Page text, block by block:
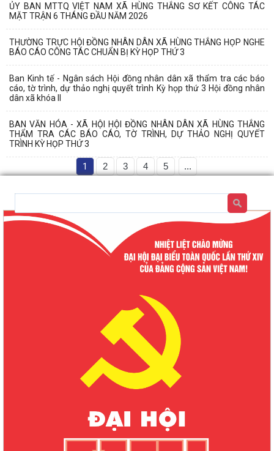
ỦY BAN MTTQ VIỆT NAM XÃ HÙNG THẮNG SƠ KẾT CÔNG TÁC
MẶT TRẬN 6 THÁNG ĐẦU NĂM 2026
THƯỜNG TRỰC HỘI ĐỒNG NHÂN DÂN XÃ HÙNG THẮNG HỌP NGHE
BÁO CÁO CÔNG TÁC CHUẨN BỊ KỲ HỌP THỨ 3
Ban Kinh tế - Ngân sách Hội đồng nhân dân xã thẩm tra các báo
cáo, tờ trình, dự thảo nghị quyết trình Kỳ họp thứ 3 Hội đồng nhân
dân xã khóa II
BAN VĂN HÓA - XÃ HỘI HỘI ĐỒNG NHÂN DÂN XÃ HÙNG THẮNG
THẨM TRA CÁC BÁO CÁO, TỜ TRÌNH, DỰ THẢO NGHỊ QUYẾT
TRÌNH KỲ HỌP THỨ 3
1 2 3 4 5 ...